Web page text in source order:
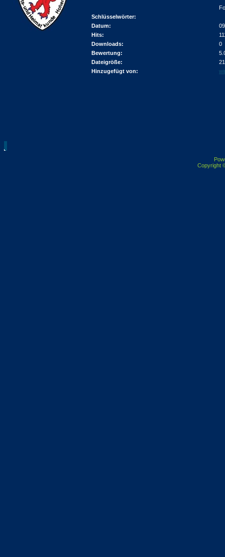
Schlüsselwörter:
Datum:
Hits:
Downloads:
0
Bewertung:
Dateigröße:
Hinzugefügt von:
Copyright